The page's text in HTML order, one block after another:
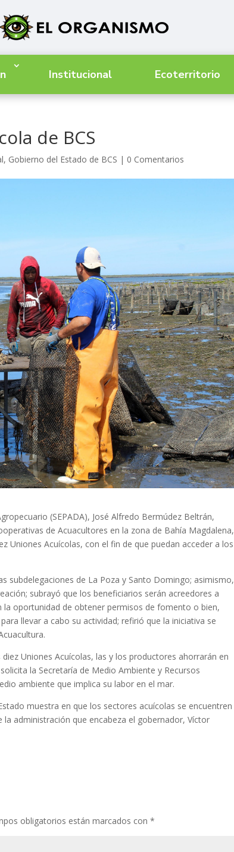
Institucional Ecoterritorio
de BCS
, Gobierno del Estado de BCS | 0 Comentarios
(SEPADA), José Alfredo Bermúdez Beltrán,
de Acuacultores en la zona de Bahía Magdalena,
Uniones Acuícolas, con el fin de que puedan acceder a los
subdelegaciones de La Poza y Santo Domingo; asimismo,
subrayó que los beneficiarios serán acreedores a
oportunidad de obtener permisos de fomento o bien,
llevar a cabo su actividad; refirió que la iniciativa se
Uniones Acuícolas, las y los productores ahorrarán en
la Secretaría de Medio Ambiente y Recursos
ambiente que implica su labor en el mar.
muestra en que los sectores acuícolas se encuentren
administración que encabeza el gobernador, Víctor
obligatorios están marcados con*